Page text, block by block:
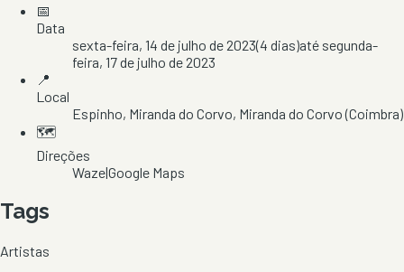
📅
Data
sexta-feira, 14 de julho de 2023(4 dias)até segunda-
feira, 17 de julho de 2023
📍
Local
Espinho, Miranda do Corvo, Miranda do Corvo(Coimbra)
🗺️
Direções
Waze|Google Maps
Tags
Artistas